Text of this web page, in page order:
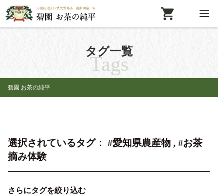
タグ一覧
Tags
碧園 お茶の純平
選択されているタグ： #愛知県農産物 , #お茶
摘み体験
さらにタグを絞り込む